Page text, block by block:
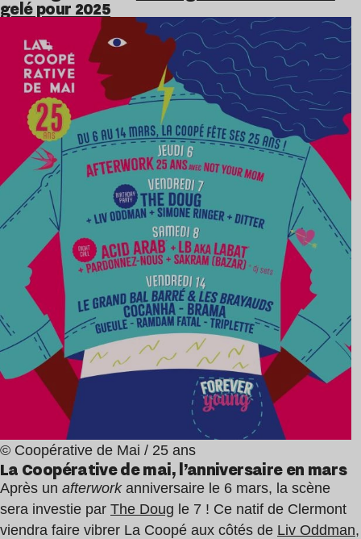
gelé pour 2025
© Coopérative de Mai / 25 ans
La Coopérative de mai, l’anniversaire en mars
Après un afterworkanniversaire le 6 mars, la scène
sera investie par The Doug le 7 ! Ce natif de Clermont
viendra faire vibrer La Coopé aux côtés de Liv Oddman,